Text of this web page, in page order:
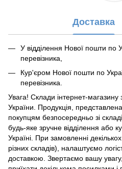
Доставка
У відділення Нової пошти по
перевізника,
Кур'єром Нової пошти по
перевізника.
Увага! Склади інтернет-магазину
України. Продукція,
покупцям безпосередньо зі
будь-яке зручне відділення або
Україні. При замовленні
різних складів), налаштуємо
доставкою. Звертаємо вашу